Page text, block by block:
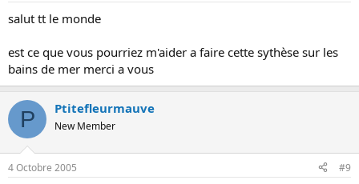
salut tt le monde
est ce que vous pourriez m'aider a faire cette sythèse sur les
bains de mer merci a vous
P Ptitefleurmauve
New Member
4 Octobre 2005 #9